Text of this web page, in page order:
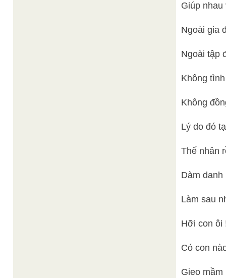
Giúp
Ngoài gia
Ngoài tập
Không
Không
Lý do đó
Thế nhân
Dàm
Làm sau
Hỡi con ôi
Có con
Gieo mầm